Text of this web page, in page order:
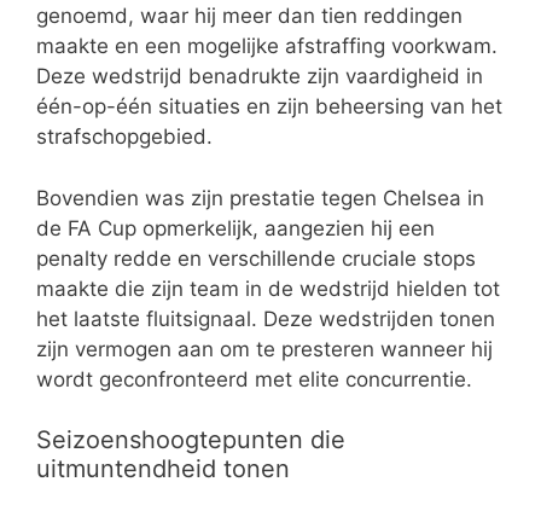
genoemd, waar hij meer dan tien reddingen
maakte en een mogelijke afstraffing voorkwam.
Deze wedstrijd benadrukte zijn vaardigheid in
één-op-één situaties en zijn beheersing van het
strafschopgebied.
Bovendien was zijn prestatie tegen Chelsea in
de FA Cup opmerkelijk, aangezien hij een
penalty redde en verschillende cruciale stops
maakte die zijn team in de wedstrijd hielden tot
het laatste fluitsignaal. Deze wedstrijden tonen
zijn vermogen aan om te presteren wanneer hij
wordt geconfronteerd met elite concurrentie.
Seizoenshoogtepunten die
uitmuntendheid tonen